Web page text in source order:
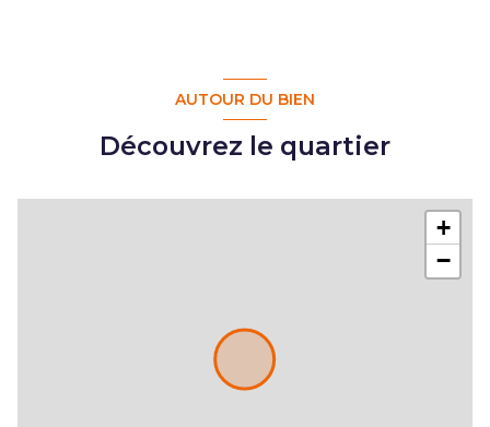
AUTOUR DU BIEN
Découvrez le quartier
+
−